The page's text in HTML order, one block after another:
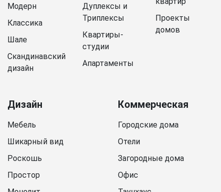
Модерн
Классика
Шале
Скандинавский
дизайн
Дуплексы и
Триплексы
Квартиры-
студии
Апартаменты
Проекты
домов
Дизайн
Мебель
Шикарный вид
Роскошь
Простор
Коммерческая
Городские дома
Отели
Загородные дома
Офис